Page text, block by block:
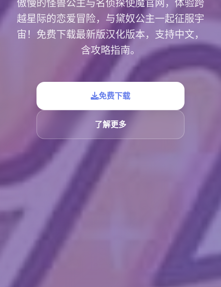
傲慢的怪兽公主与名侦探使魔官网，体验跨
越星际的恋爱冒险，与黛奴公主一起征服宇
宙！免费下载最新版汉化版本，支持中文，
含攻略指南。
免费下载
了解更多